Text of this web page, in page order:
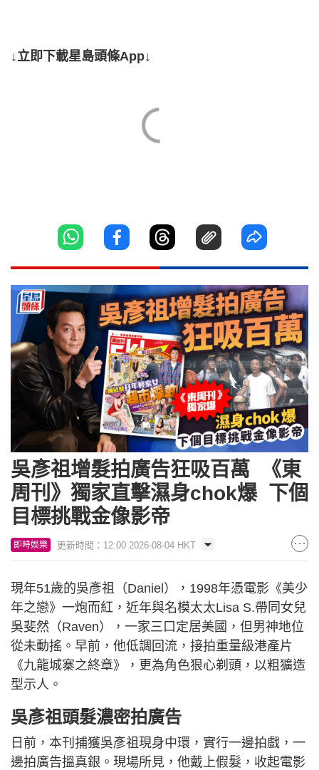
↓立即下載星島頭條App↓
吳彥祖增髮拍廣告狂吸百萬 《東
周刊》獨家直擊濕身chok爆 下個
目標挑戰金像影帝
即時娛樂 更新時間：12:00 2026-08-04 HKT
現年51歲的吳彥祖（Daniel），1998年憑電影《美少
年之戀》一炮而紅，近年與名模太太Lisa S.帶同女兒
吳斐然（Raven），一家三口定居美國，但男神地位
從未動搖。早前，他低調回流，接拍重量級港產片
《九龍城寨之終章》，更為角色狠心剃頭，以粗獷造
型示人。
吳彥祖頭髮濃密拍廣告
日前，本刊捕獲吳彥祖現身中環，實行一邊拍戲，一
邊拍廣告搵真銀。現場所見，他戴上假髮，收起電影